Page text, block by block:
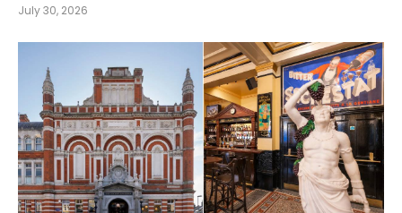
July 30, 2026